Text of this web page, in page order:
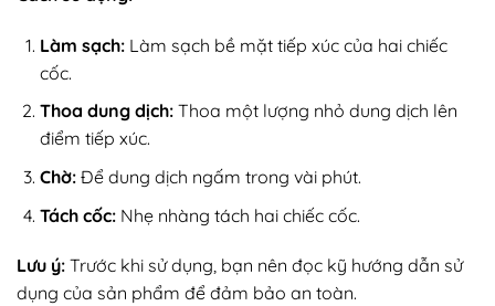
Làm sạch:Làm sạch bề mặt tiếp xúc của hai chiếc
cốc.
Thoa dung dịch:Thoa một lượng nhỏ dung dịch lên
điểm tiếp xúc.
Chờ:Để dung dịch ngấm trong vài phút.
Tách cốc:Nhẹ nhàng tách hai chiếc cốc.
Lưu ý: Trước khi sử dụng, bạn nên đọc kỹ hướng dẫn sử
dụng của sản phẩm để đảm bảo an toàn.